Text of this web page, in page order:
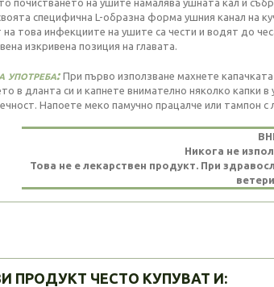
почистването на ушите намалява ушната кал и
специфична L-образна форма ушния канал на
на това инфекциите на ушите са чести и водят до
изкривена позиция на главата.
употреба: При първо използване махнете
в дланта си и капнете внимателно няколко капки
Напоете меко памучно працалче или тампон
Никога не
Това не е лекарствен продукт. При
ПРОДУКТ ЧЕСТО КУПУВАТ И: